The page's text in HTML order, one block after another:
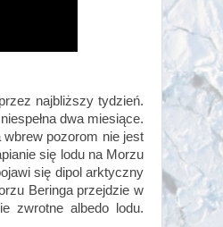
najbliższy tydzień.
dwa miesiące.
wbrew pozorom nie jest
się lodu na Morzu
się dipol arktyczny
Beringa przejdzie w
zwrotne albedo lodu.